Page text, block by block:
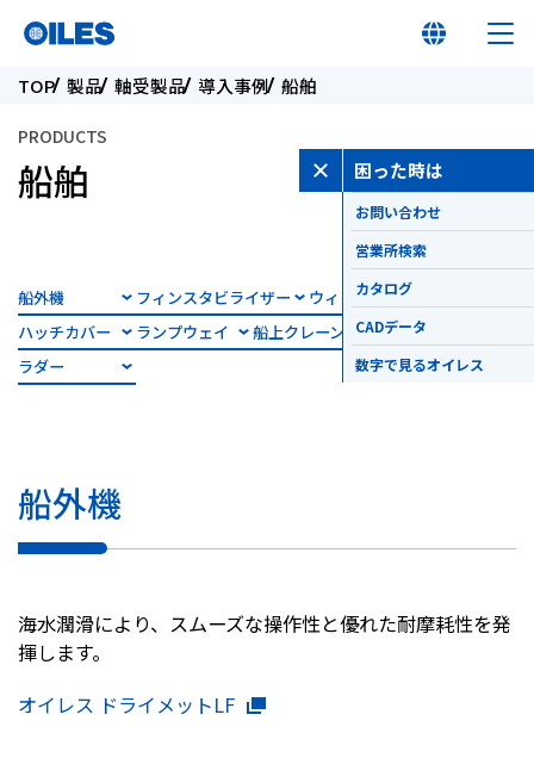
オイレス早わかり
オイレスとは
お問い合わせ
困った時は
お問い合わせ
営業所検索
カタログ
CADデータ
数字で見るオイレス
TOP 製品 軸受製品 導入事例 船舶
PRODUCTS
船舶
船外機 フィンスタビライザー
ウィンドラス
ハッチカバー
ランプウェイ 船上クレーン
操舵機
ラダー
船外機
海水潤滑により、スムーズな操作性と優れた耐摩耗性を発
揮します。
オイレス ドライメットLF